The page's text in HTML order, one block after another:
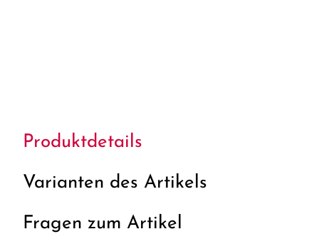
Produktdetails
Varianten des Artikels
Fragen zum Artikel